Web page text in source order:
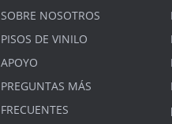
SOBRE NOSOTROS
PISOS DE VINILO
APOYO
PREGUNTAS MÁS
FRECUENTES